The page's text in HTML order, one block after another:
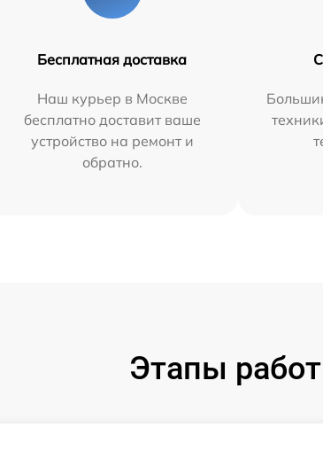
Бесплатная доставка
Наш курьер в Москве
бесплатно доставит ваше
устройство на ремонт и
обратно.
Этапы